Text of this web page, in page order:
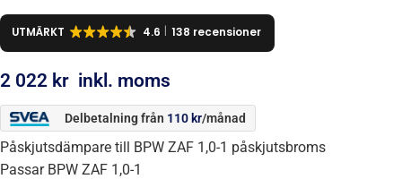
UTMÄRKT 4.6 138 recensioner
2 022 kr inkl. moms
Delbetalning från 110 kr/månad
Påskjutsdämpare till BPW ZAF 1,0-1 påskjutsbroms
Passar BPW ZAF 1,0-1